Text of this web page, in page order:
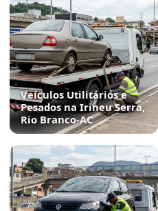
Veículos Utilitários e
Pesados na Irineu Serra,
Rio Branco‑AC